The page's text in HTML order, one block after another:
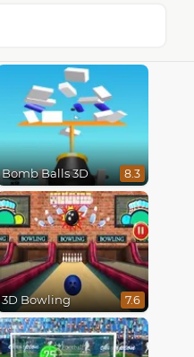
Bomb Balls 3D 8.3
3D Bowling 7.6